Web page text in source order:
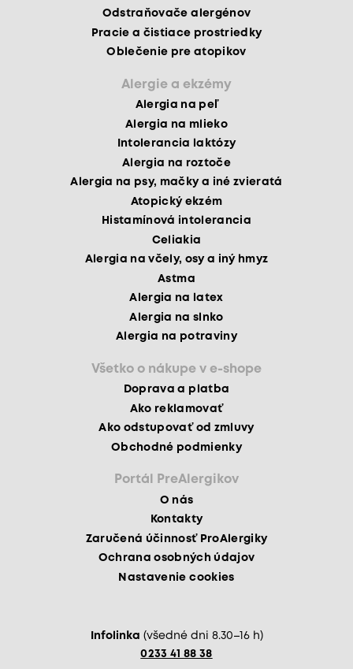
Odstraňovače alergénov
Pracie a čistiace prostriedky
Oblečenie pre atopikov
Alergie a ekzémy
Alergia na peľ
Alergia na mlieko
Intolerancia laktózy
Alergia na roztoče
Alergia na psy, mačky a iné zvieratá
Atopický ekzém
Histamínová intolerancia
Celiakia
Alergia na včely, osy a iný hmyz
Astma
Alergia na latex
Alergia na slnko
Alergia na potraviny
Všetko o nákupe v e-shope
Doprava a platba
Ako reklamovať
Ako odstupovať od zmluvy
Obchodné podmienky
Portál PreAlergikov
O nás
Kontakty
Zaručená účinnosť ProAlergiky
Ochrana osobných údajov
Nastavenie cookies
Infolinka (všedné dni 8.30–16 h)
0233 41 88 38